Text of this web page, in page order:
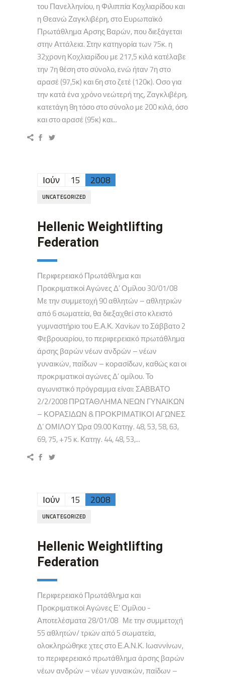
του Πανελληνίου, η Φιλιππία Κοχλιαρίδου και
η Θεανώ Ζαγκλιβέρη, στο Ευρωπαϊκό
Πρωτάθλημα Αρσης Βαρών, που διεξάγεται
στην Αττάλεια. Στην κατηγορία των 75κ. η
32χρονη Κοχλιαρίδου με 217,5 κιλά κατέλαβε
την 7η θέση στο σύνολο, ενώ ήταν 7η στο
αρασέ (97,5κ) και 6η στο ζετέ (120κ). Οσο για
την κατά ένα χρόνο νεώτερή της, Ζαγκλιβέρη,
κατετάγη 8η τόσο στο σύνολο με 200 κιλά, όσο
και στο αρασέ (95κ) και...
Ιούν 15 2008
UNCATEGORIZED
Hellenic Weightlifting
Federation
Περιφερειακό Πρωτάθλημα και
Προκριματικοί Αγώνες Δ’ Ομίλου 30/01/08
Με την συμμετοχή 90 αθλητών – αθλητριών
από 6 σωματεία, θα διεξαχθεί στο κλειστό
γυμναστήριο του Ε.Α.Κ. Χανίων το Σάββατο 2
Φεβρουαρίου, το περιφερειακό πρωτάθλημα
άρσης βαρών νέων ανδρών – νέων
γυναικών, παίδων – κορασίδων, καθώς και οι
προκριματικοί αγώνες Δ’ ομίλου. Το
αγωνιστικό πρόγραμμα είναι: ΣΑΒΒΑΤΟ
2/2/2008 ΠΡΩΤΑΘΛΗΜΑ ΝΕΩΝ ΓΥΝΑΙΚΩΝ
– ΚΟΡΑΣΙΔΩΝ & ΠΡΟΚΡΙΜΑΤΙΚΟΙ ΑΓΩΝΕΣ
Δ’ ΟΜΙΛΟΥ Ώρα 09.00 Κατηγ. 48, 53, 58, 63,
69, 75, +75 κ. Κατηγ. 44, 48, 53,...
Ιούν 15 2008
UNCATEGORIZED
Hellenic Weightlifting
Federation
Περιφερειακό Πρωτάθλημα και
Προκριματικοί Αγώνες Ε’ Ομίλου -
Αποτελέσματα 28/01/08 Με την συμμετοχή
55 αθλητών/ τριών από 5 σωματεία,
ολοκληρώθηκε χτες στο Ε.Α.Ν.Κ. Ιωαννίνων,
το περιφερειακό πρωτάθλημα άρσης βαρών
νέων ανδρών – νέων γυναικών, παίδων –